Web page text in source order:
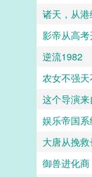
诸天，从
影帝从高
逆流1982
农女不强
这个导演
娱乐帝国系
大唐从挽
御兽进化商